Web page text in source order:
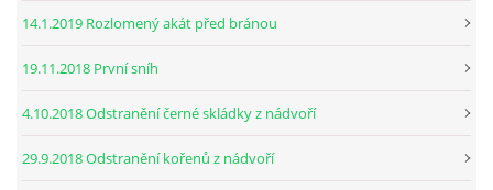
14.1.2019 Rozlomený akát před bránou
19.11.2018 První sníh
4.10.2018 Odstranění černé skládky z nádvoří
29.9.2018 Odstranění kořenů z nádvoří